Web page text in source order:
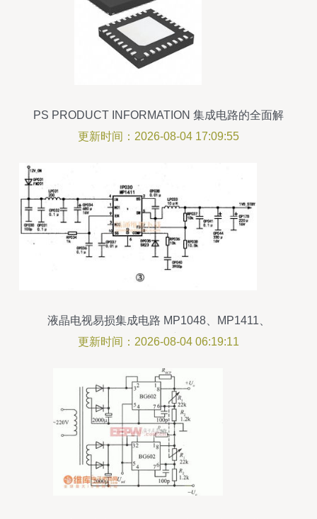
PS PRODUCT INFORMATION 集成电路的全面解
析
更新时间：2026-08-04 17:09:55
液晶电视易损集成电路 MP1048、MP1411、
MP1482故障分析
更新时间：2026-08-04 06:19:11